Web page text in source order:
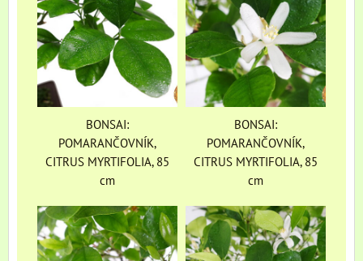
BONSAI:
POMARANČOVNÍK,
CITRUS MYRTIFOLIA, 85
cm
BONSAI:
POMARANČOVNÍK,
CITRUS MYRTIFOLIA, 85
cm